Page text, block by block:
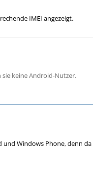
IMEI angezeigt.
keine Android-Nutzer.
Windows Phone, denn